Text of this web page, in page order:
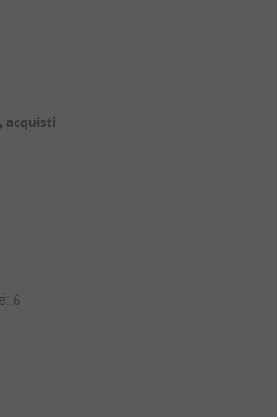
acquisti
6